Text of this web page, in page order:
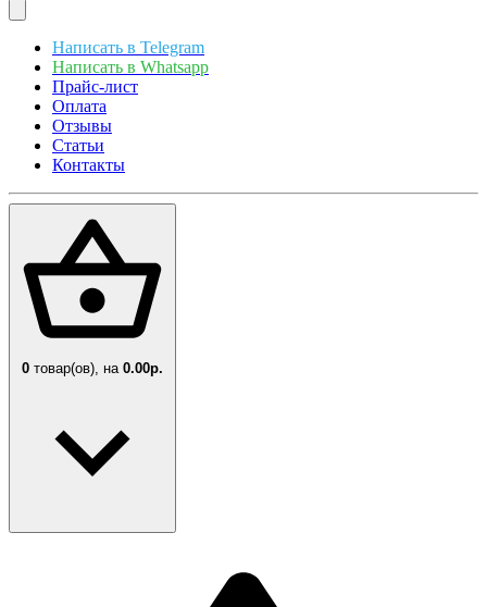
Написать в Telegram
Написать в Whatsapp
Прайс-лист
Оплата
Отзывы
Статьи
Контакты
0 товар(ов), на 0.00р.